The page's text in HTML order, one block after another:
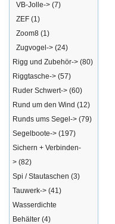
VB-Jolle-> (7)
ZEF (1)
Zoom8 (1)
Zugvogel-> (24)
Rigg und Zubehör-> (80)
Riggtasche-> (57)
Ruder Schwert-> (60)
Rund um den Wind (12)
Runds ums Segel-> (79)
Segelboote-> (197)
Sichern + Verbinden-
> (82)
Spi / Stautaschen (3)
Tauwerk-> (41)
Wasserdichte
Behälter (4)